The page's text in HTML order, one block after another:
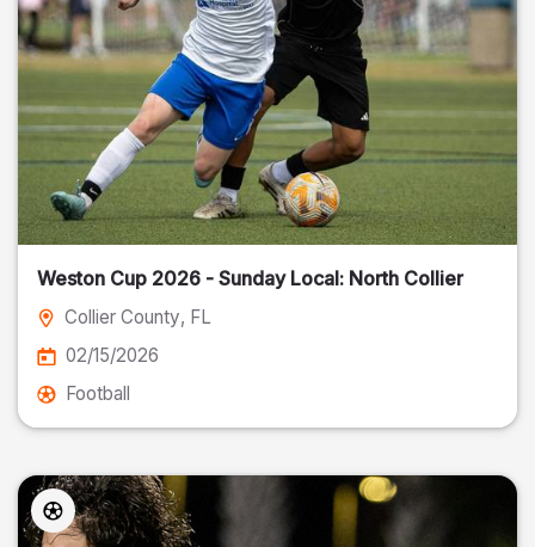
Weston Cup 2026 - Sunday Local: North Collier
Collier County, FL
02/15/2026
Football